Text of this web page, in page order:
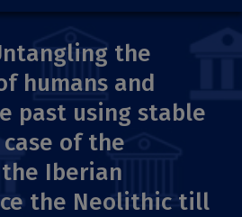
the
humans and
past using stable
of the
Iberian
the Neolithic till